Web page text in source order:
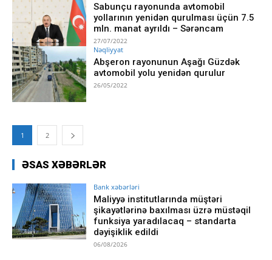
Sabunçu rayonunda avtomobil
yollarının yenidən qurulması üçün 7.5
mln. manat ayrıldı – Sərəncam
27/07/2022
Nəqliyyat
Abşeron rayonunun Aşağı Güzdək
avtomobil yolu yenidən qurulur
26/05/2022
1 2
ƏSAS XƏBƏRLƏR
Bank xəbərləri
Maliyyə institutlarında müştəri
şikayətlərinə baxılması üzrə müstəqil
funksiya yaradılacaq – standarta
dəyişiklik edildi
06/08/2026